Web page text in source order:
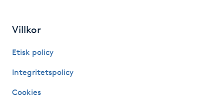
Hyperhidros
Hypnos
Villkor
Etisk policy
Integritetspolicy
Cookies